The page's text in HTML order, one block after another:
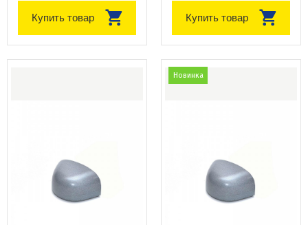
Купить товар Купить товар
Новинка